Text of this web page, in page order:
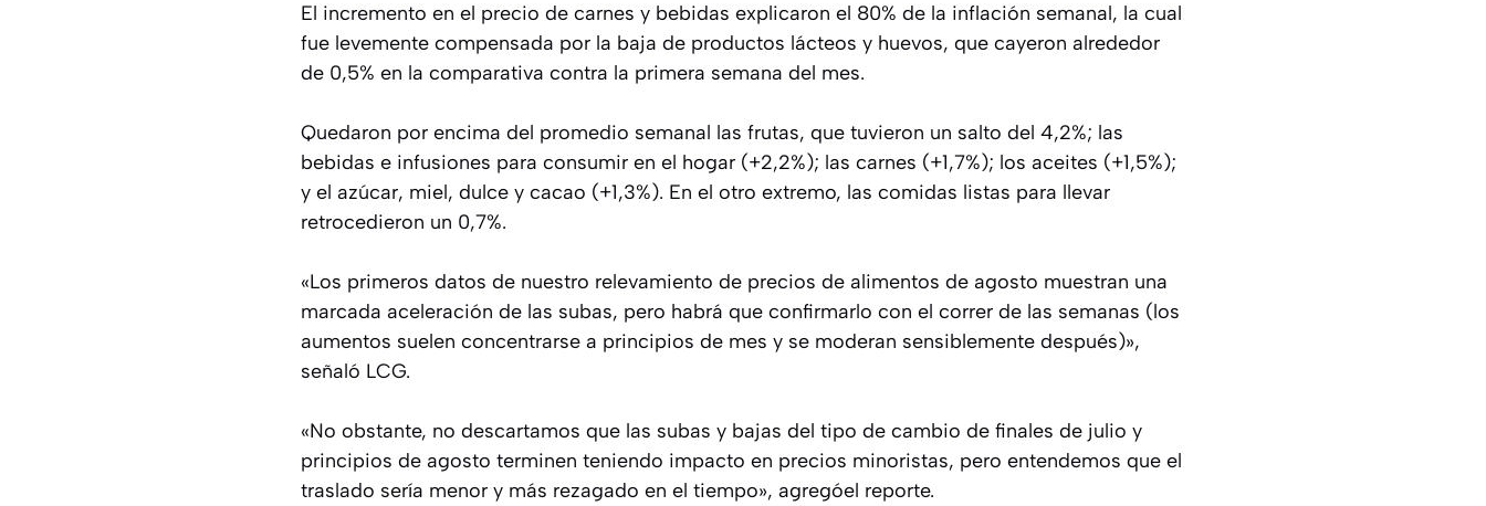
El incremento en el precio de carnes y bebidas explicaron el 80% de la inflación semanal, la cual
fue levemente compensada por la baja de productos lácteos y huevos, que cayeron alrededor
de 0,5% en la comparativa contra la primera semana del mes.
Quedaron por encima del promedio semanal las frutas, que tuvieron un salto del 4,2%; las
bebidas e infusiones para consumir en el hogar (+2,2%); las carnes (+1,7%); los aceites (+1,5%);
y el azúcar, miel, dulce y cacao (+1,3%). En el otro extremo, las comidas listas para llevar
retrocedieron un 0,7%.
«Los primeros datos de nuestro relevamiento de precios de alimentos de agosto muestran una
marcada aceleración de las subas, pero habrá que confirmarlo con el correr de las semanas (los
aumentos suelen concentrarse a principios de mes y se moderan sensiblemente después)»,
señaló LCG.
«No obstante, no descartamos que las subas y bajas del tipo de cambio de finales de julio y
principios de agosto terminen teniendo impacto en precios minoristas, pero entendemos que el
traslado sería menor y más rezagado en el tiempo», agregóel reporte.